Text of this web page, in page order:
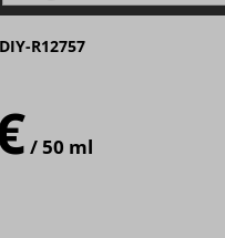
R12757
/ 50 ml